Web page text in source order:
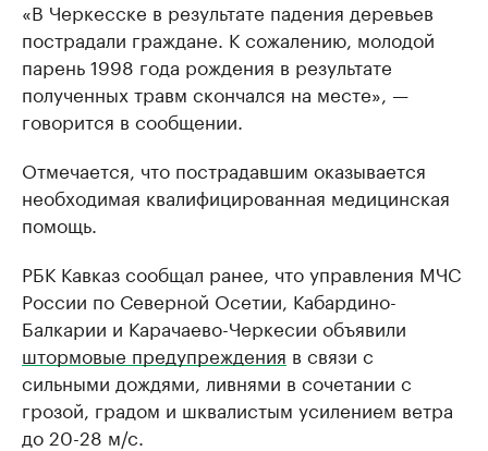
«В Черкесске в результате падения деревьев
пострадали граждане. К сожалению, молодой
парень 1998 года рождения в результате
полученных травм скончался на месте», —
говорится в сообщении.
Отмечается, что пострадавшим оказывается
необходимая квалифицированная медицинская
помощь.
РБК Кавказ сообщал ранее, что управления МЧС
России по Северной Осетии, Кабардино-
Балкарии и Карачаево-Черкесии объявили
штормовые предупреждения в связи с
сильными дождями, ливнями в сочетании с
грозой, градом и шквалистым усилением ветра
до 20-28 м/с.